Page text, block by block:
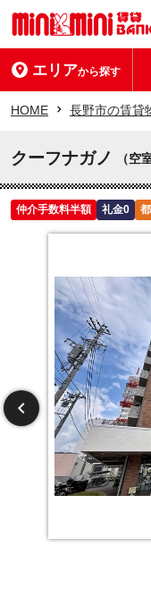
エリアから探す
HOME 長野市の賃貸
クーフナガノ （空
仲介手数料半額 礼金0